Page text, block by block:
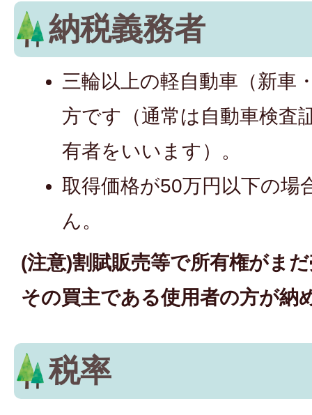
納税義務者
三輪以上の軽自動車（新車
方です（通常は自動車検査
有者をいいます）。
取得価格が50万円以下の場
ん。
(注意)割賦販売等で所有権がま
その買主である使用者の方が納
税率